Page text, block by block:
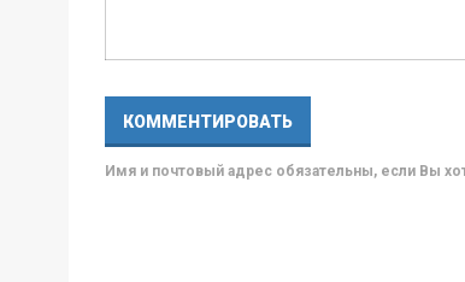
Имя и почтовый адрес обязательны, если Вы